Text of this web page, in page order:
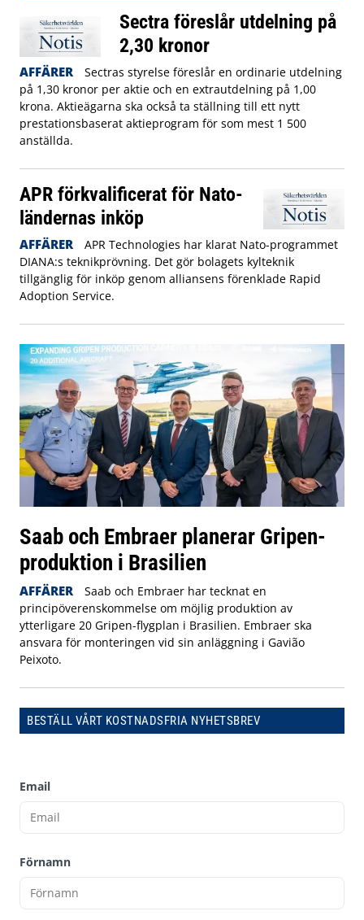
Sectra föreslår utdelning på
2,30 kronor
AFFÄRER
Sectras styrelse föreslår en ordinarie utdelning
på 1,30 kronor per aktie och en extrautdelning på 1,00
krona. Aktieägarna ska också ta ställning till ett nytt
prestationsbaserat aktieprogram för som mest 1 500
anställda.
APR förkvalificerat för Nato-
ländernas inköp
AFFÄRER
APR Technologies har klarat Nato-programmet
DIANA:s teknikprövning. Det gör bolagets kylteknik
tillgänglig för inköp genom alliansens förenklade Rapid
Adoption Service.
Saab och Embraer planerar Gripen-
produktion i Brasilien
AFFÄRER
Saab och Embraer har tecknat en
principöverenskommelse om möjlig produktion av
ytterligare 20 Gripen-flygplan i Brasilien. Embraer ska
ansvara för monteringen vid sin anläggning i Gavião
Peixoto.
BESTÄLL VÅRT KOSTNADSFRIA NYHETSBREV
Email
Förnamn